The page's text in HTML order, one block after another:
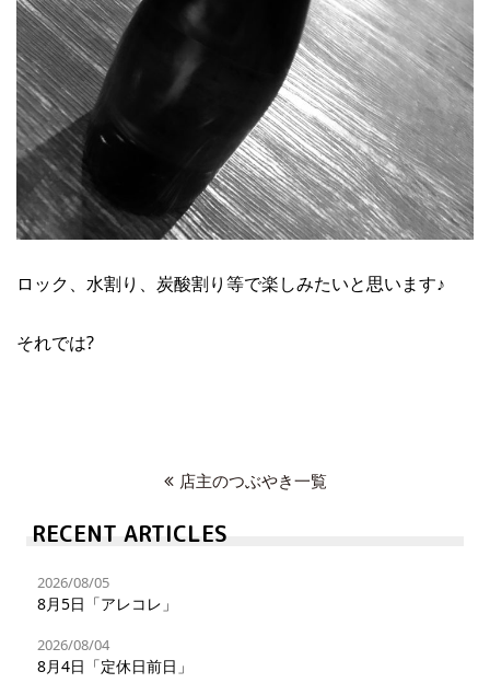
ロック、水割り、炭酸割り等で楽しみたいと思います♪
それでは?
店主のつぶやき一覧
RECENT ARTICLES
2026/08/05
8月5日「アレコレ」
2026/08/04
8月4日「定休日前日」